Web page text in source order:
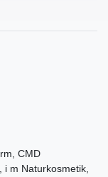
CMD
m Naturkosmetik,